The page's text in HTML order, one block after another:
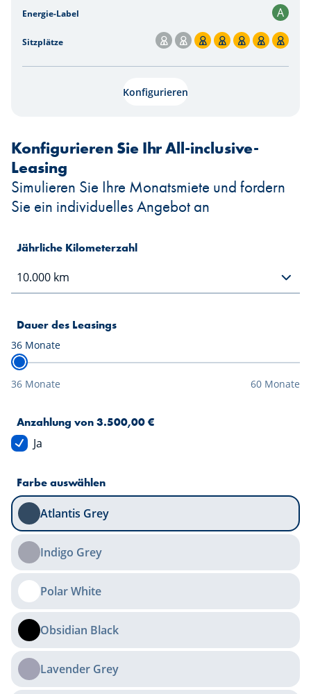
Energie-Label A
Sitzplätze 5 / 7
Konfigurieren
Konfigurieren Sie Ihr All-inclusive-
Leasing
Simulieren Sie Ihre Monatsmiete und fordern
Sie ein individuelles Angebot an
Jährliche Kilometerzahl
Dauer des Leasings
36 Monate
36 Monate 60 Monate
Anzahlung von 3.500,00 €
Ja
Farbe auswählen
Atlantis Grey
Indigo Grey
Polar White
Obsidian Black
Lavender Grey